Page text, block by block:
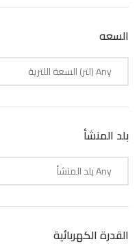
السعه
Any (لتر) السعة اللترية
بلد المنشأ
Any بلد المنشأ
القدرة الكهربائية